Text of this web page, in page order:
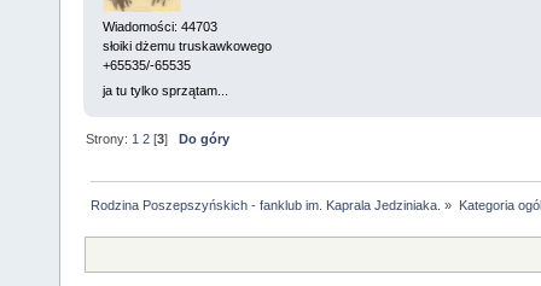
Wiadomości: 44703
słoiki dżemu truskawkowego
+65535/-65535
ja tu tylko sprzątam...
Strony: 1 2 [3]Do góry
Rodzina Poszepszyńskich - fanklub im. Kaprala Jedziniaka. » Kategoria